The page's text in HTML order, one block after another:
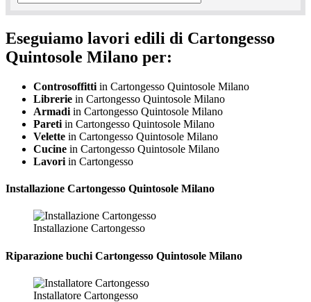
Eseguiamo lavori edili di Cartongesso
Quintosole Milano per:
Controsoffitti in Cartongesso Quintosole Milano
Librerie in Cartongesso Quintosole Milano
Armadi in Cartongesso Quintosole Milano
Pareti in Cartongesso Quintosole Milano
Velette in Cartongesso Quintosole Milano
Cucine in Cartongesso Quintosole Milano
Lavori in Cartongesso
Installazione Cartongesso Quintosole Milano
Installazione Cartongesso
Riparazione buchi Cartongesso Quintosole Milano
Installatore Cartongesso